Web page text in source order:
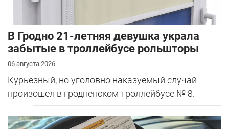
В Гродно 21-летняя девушка украла
забытые в троллейбусе рольшторы
06 августа 2026
Курьезный, но уголовно наказуемый случай
произошел в гродненском троллейбусе № 8.